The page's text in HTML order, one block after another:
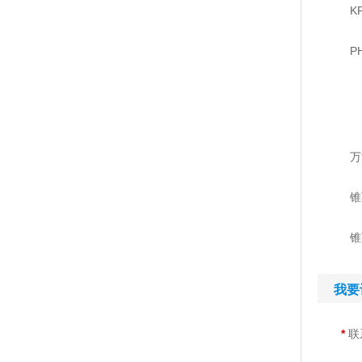
我
*联